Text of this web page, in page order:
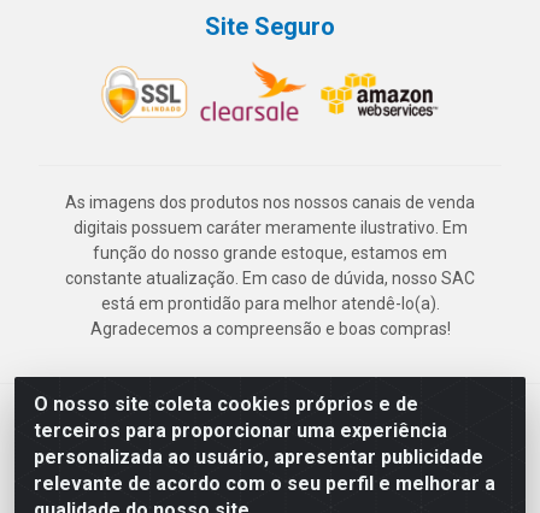
O nosso site coleta cookies próprios e de
terceiros para proporcionar uma experiência
personalizada ao usuário, apresentar publicidade
relevante de acordo com o seu perfil e melhorar a
Site Seguro
As imagens dos produtos nos nossos canais de venda
digitais possuem caráter meramente ilustrativo. Em
função do nosso grande estoque, estamos em
constante atualização. Em caso de dúvida, nosso SAC
está em prontidão para melhor atendê-lo(a).
Agradecemos a compreensão e boas compras!
Deskontão Atacado - Av. Marechal Mascarenhas de Morais, 2471 -
Imbiribeira - Recife/PE - CEP 51.150-001 - CNPJ 24.150.377/0003-
57